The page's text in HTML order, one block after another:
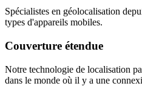
Spécialistes en géolocalisation
types d'appareils mobiles.
Couverture étendue
Notre technologie de localisation
dans le monde où il y a une